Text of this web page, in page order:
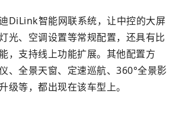
智能网联系统，让中控的大屏
光、空调设置等常规配置，还具有比
，支持线上功能扩展。其他配置方
、全景天窗、定速巡航、360°全景影
级等，都出现在该车型上。